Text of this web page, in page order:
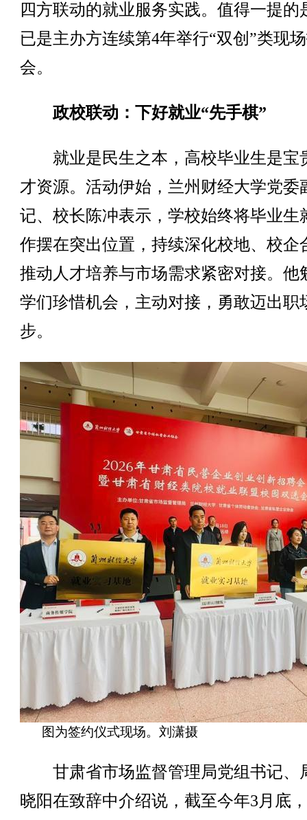
四方联动的就业服务实践。值得一提的
已是主办方连续第4年举行“双创”类现
会。
政校联动：下好就业“先手棋”
就业是民生之本，高校毕业生是宝
才资源。活动伊始，兰州财经大学党委
记、校长陈冲表示，学校始终将毕业生
作摆在突出位置，持续深化校地、校企
推动人才培养与市场需求紧密对接。他
学们珍惜机会，主动对接，勇敢迈出职
步。
图为签约仪式现场。刘潇摄
甘肃省市场监督管理局党组书记、
晓阳在致辞中介绍说，截至今年3月底